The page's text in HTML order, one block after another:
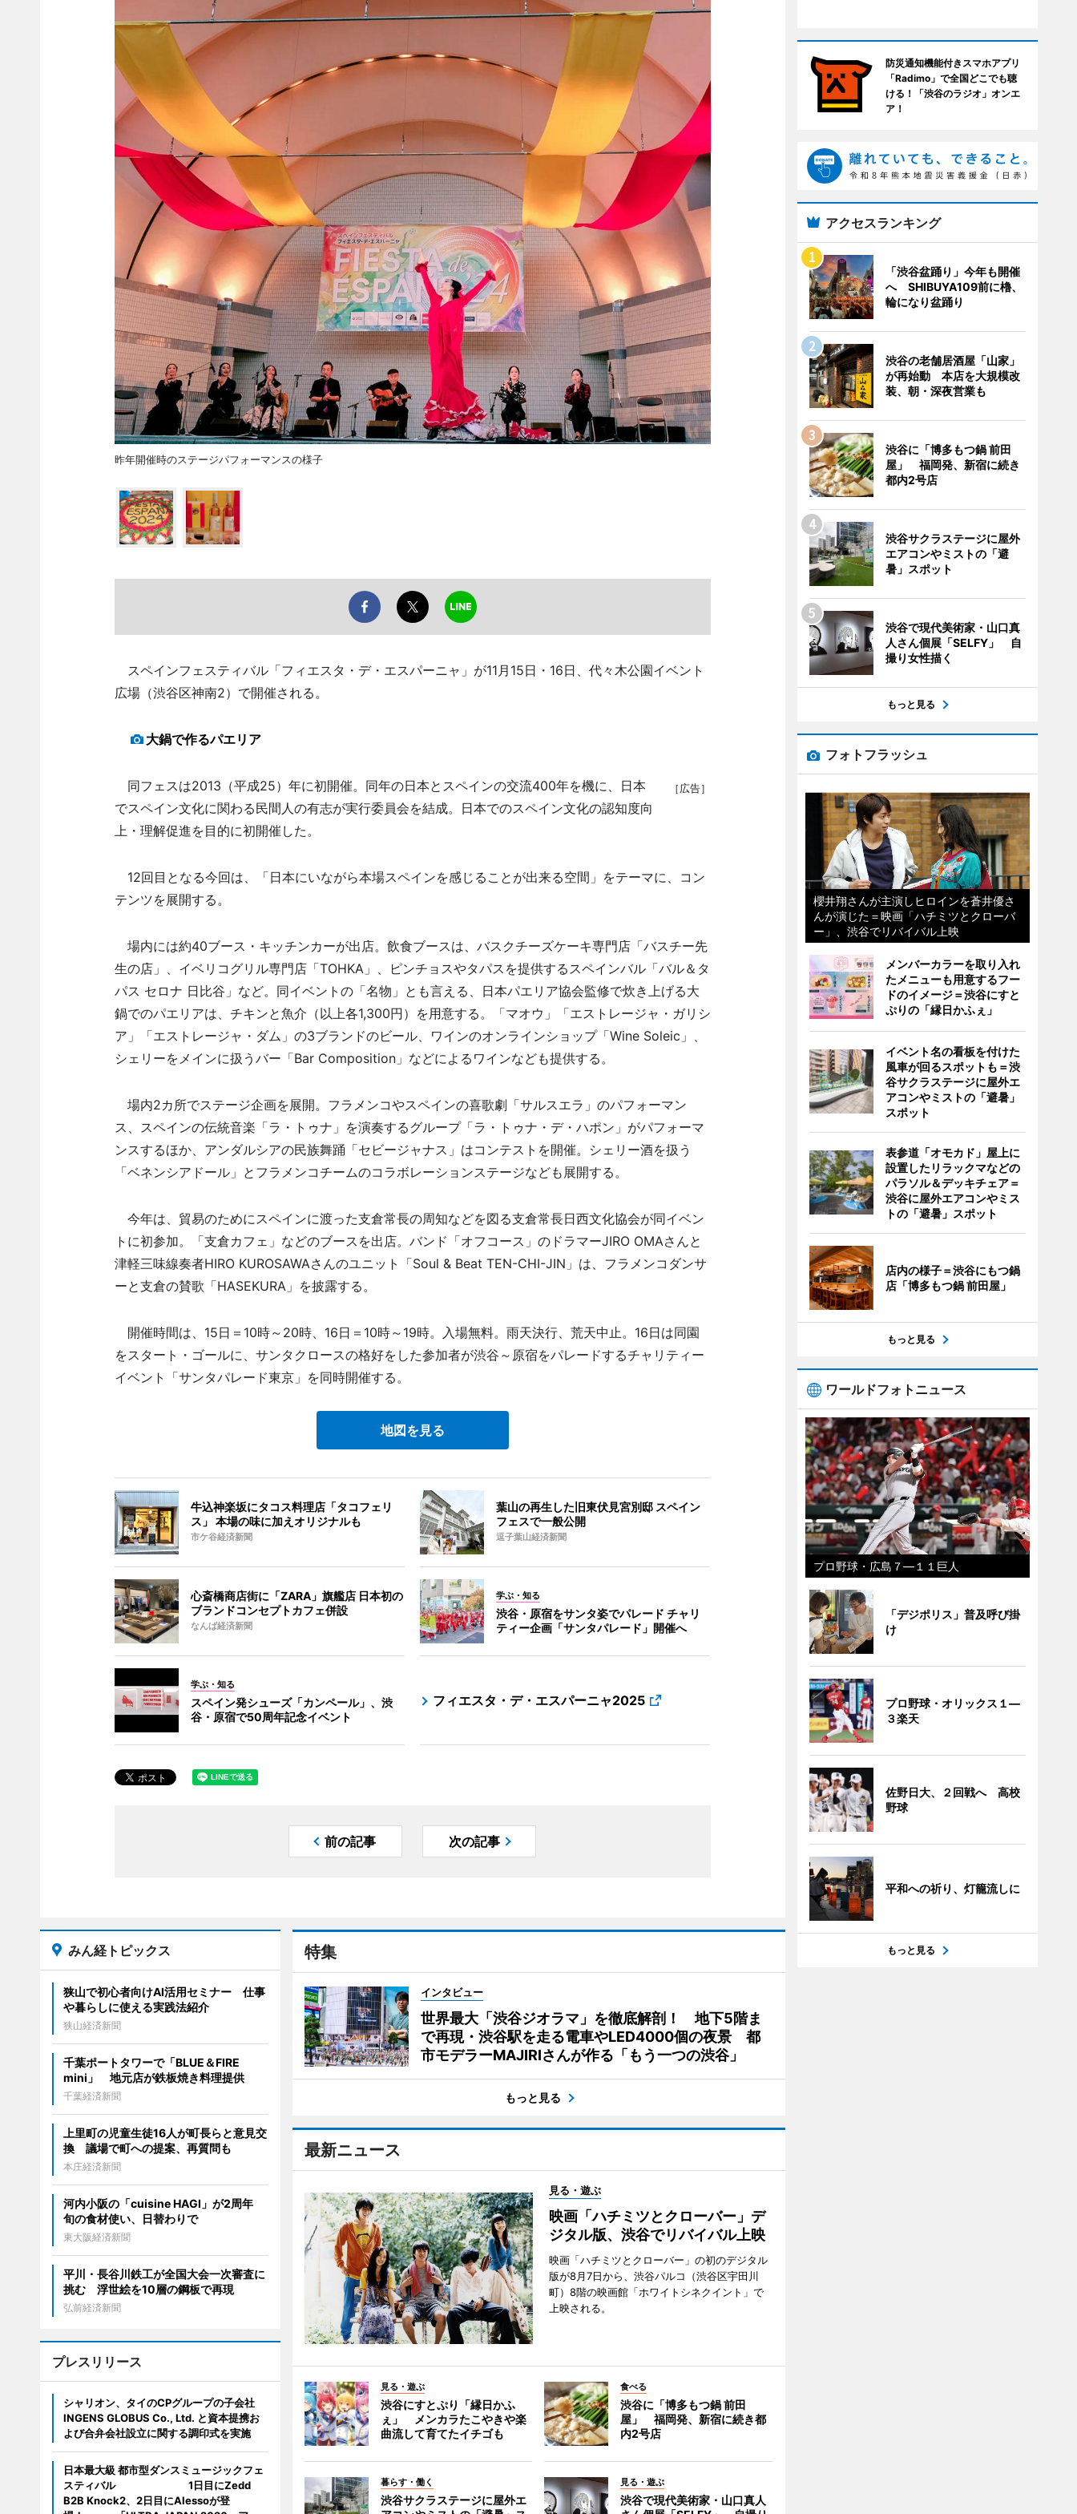
昨年開催時のステージパフォーマンスの様子
スペインフェスティバル「フィエスタ・デ・エスパーニャ」が11月15日・16日、代々木公園イベント
広場（渋谷区神南2）で開催される。
大鍋で作るパエリア
［広告］
同フェスは2013（平成25）年に初開催。同年の日本とスペインの交流400年を機に、日本
でスペイン文化に関わる民間人の有志が実行委員会を結成。日本でのスペイン文化の認知度向
上・理解促進を目的に初開催した。
12回目となる今回は、「日本にいながら本場スペインを感じることが出来る空間」をテーマに、コン
テンツを展開する。
場内には約40ブース・キッチンカーが出店。飲食ブースは、バスクチーズケーキ専門店「バスチー先
生の店」、イベリコグリル専門店「TOHKA」、ピンチョスやタパスを提供するスペインバル「バル＆タ
パス セロナ 日比谷」など。同イベントの「名物」とも言える、日本パエリア協会監修で炊き上げる大
鍋でのパエリアは、チキンと魚介（以上各1,300円）を用意する。「マオウ」「エストレージャ・ガリシ
ア」「エストレージャ・ダム」の3ブランドのビール、ワインのオンラインショップ「Wine Soleic」、
シェリーをメインに扱うバー「Bar Composition」などによるワインなども提供する。
場内2カ所でステージ企画を展開。フラメンコやスペインの喜歌劇「サルスエラ」のパフォーマン
ス、スペインの伝統音楽「ラ・トゥナ」を演奏するグループ「ラ・トゥナ・デ・ハポン」がパフォーマ
ンスするほか、アンダルシアの民族舞踊「セビージャナス」はコンテストを開催。シェリー酒を扱う
「ベネンシアドール」とフラメンコチームのコラボレーションステージなども展開する。
今年は、貿易のためにスペインに渡った支倉常長の周知などを図る支倉常長日西文化協会が同イベン
トに初参加。「支倉カフェ」などのブースを出店。バンド「オフコース」のドラマーJIRO OMAさんと
津軽三味線奏者HIRO KUROSAWAさんのユニット「Soul & Beat TEN-CHI-JIN」は、フラメンコダンサ
ーと支倉の賛歌「HASEKURA」を披露する。
開催時間は、15日＝10時～20時、16日＝10時～19時。入場無料。雨天決行、荒天中止。16日は同園
をスタート・ゴールに、サンタクロースの格好をした参加者が渋谷～原宿をパレードするチャリティー
イベント「サンタパレード東京」を同時開催する。
地図を見る
牛込神楽坂にタコス料理店「タコフェリ
ス」 本場の味に加えオリジナルも
市ケ谷経済新聞
葉山の再生した旧東伏見宮別邸 スペイン
フェスで一般公開
逗子葉山経済新聞
心斎橋商店街に「ZARA」旗艦店 日本初の
ブランドコンセプトカフェ併設
なんば経済新聞
学ぶ・知る
渋谷・原宿をサンタ姿でパレード チャリ
ティー企画「サンタパレード」開催へ
学ぶ・知る
スペイン発シューズ「カンペール」、渋
谷・原宿で50周年記念イベント
フィエスタ・デ・エスパーニャ2025
前の記事 次の記事
特集
インタビュー
世界最大「渋谷ジオラマ」を徹底解剖！ 地下5階ま
で再現・渋谷駅を走る電車やLED4000個の夜景 都
市モデラーMAJIRIさんが作る「もう一つの渋谷」
もっと見る
最新ニュース
見る・遊ぶ
映画「ハチミツとクローバー」デ
ジタル版、渋谷でリバイバル上映
映画「ハチミツとクローバー」の初のデジタル
版が8月7日から、渋谷パルコ（渋谷区宇田川
町）8階の映画館「ホワイトシネクイント」で
上映される。
見る・遊ぶ
渋谷にすとぷり「縁日かふ
ぇ」 メンカラたこやきや楽
曲流して育てたイチゴも
食べる
渋谷に「博多もつ鍋 前田
屋」 福岡発、新宿に続き都
内2号店
暮らす・働く
渋谷サクラステージに屋外エ
見る・遊ぶ
渋谷で現代美術家・山口真人
みん経トピックス
狭山で初心者向けAI活用セミナー 仕事
や暮らしに使える実践法紹介
狭山経済新聞
千葉ポートタワーで「BLUE＆FIRE
mini」 地元店が鉄板焼き料理提供
千葉経済新聞
上里町の児童生徒16人が町長らと意見交
換 議場で町への提案、再質問も
本庄経済新聞
河内小阪の「cuisine HAGI」が2周年
旬の食材使い、日替わりで
東大阪経済新聞
平川・長谷川鉄工が全国大会一次審査に
挑む 浮世絵を10層の鋼板で再現
弘前経済新聞
プレスリリース
シャリオン、タイのCPグループの子会社
INGENS GLOBUS Co., Ltd. と資本提携お
よび合弁会社設立に関する調印式を実施
日本最大級 都市型ダンスミュージックフェ
スティバル 1日目にZedd
B2B Knock2、2日目にAlessoが登
防災通知機能付きスマホアプリ
「Radimo」で全国どこでも聴
ける！「渋谷のラジオ」オンエ
ア！
アクセスランキング
「渋谷盆踊り」今年も開催
へ SHIBUYA109前に櫓、
輪になり盆踊り
渋谷の老舗居酒屋「山家」
が再始動 本店を大規模改
装、朝・深夜営業も
渋谷に「博多もつ鍋 前田
屋」 福岡発、新宿に続き
都内2号店
渋谷サクラステージに屋外
エアコンやミストの「避
暑」スポット
渋谷で現代美術家・山口真
人さん個展「SELFY」 自
撮り女性描く
もっと見る
フォトフラッシュ
櫻井翔さんが主演しヒロインを蒼井優さ
んが演じた＝映画「ハチミツとクローバ
ー」、渋谷でリバイバル上映
メンバーカラーを取り入れ
たメニューも用意するフー
ドのイメージ＝渋谷にすと
ぷりの「縁日かふぇ」
イベント名の看板を付けた
風車が回るスポットも＝渋
谷サクラステージに屋外エ
アコンやミストの「避暑」
スポット
表参道「オモカド」屋上に
設置したリラックマなどの
パラソル＆デッキチェア＝
渋谷に屋外エアコンやミス
トの「避暑」スポット
店内の様子＝渋谷にもつ鍋
店「博多もつ鍋 前田屋」
もっと見る
ワールドフォトニュース
プロ野球・広島７―１１巨人
「デジポリス」普及呼び掛
け
プロ野球・オリックス１―
３楽天
佐野日大、２回戦へ 高校
野球
平和への祈り、灯籠流しに
もっと見る